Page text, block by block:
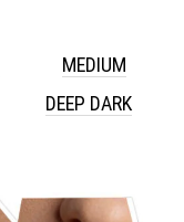
MEDIUM
DEEP DARK